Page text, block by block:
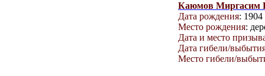
Каюмов Миргасим
Дата рождения: 1904
Место рождения:
Дата и место
Дата гибели/
Место гибели/